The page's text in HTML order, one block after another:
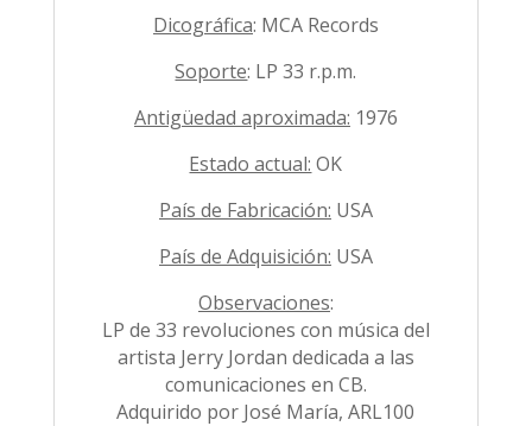
Dicográfica: MCA Records
Soporte: LP 33 r.p.m.
Antigüedad aproximada: 1976
Estado actual: OK
País de Fabricación: USA
País de Adquisición: USA
Observaciones:
LP de 33 revoluciones con música del
artista Jerry Jordan dedicada a las
comunicaciones en CB.
Adquirido por José María, ARL100